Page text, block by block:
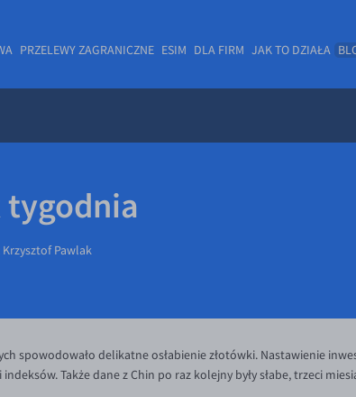
PRZELEWY ZAGRANICZNE ESIM DLA FIRM JAK TO DZIAŁA
tygodnia
Krzysztof Pawlak
spowodowało delikatne osłabienie złotówki. Nastawienie
Także dane z Chin po raz kolejny były słabe, trzeci